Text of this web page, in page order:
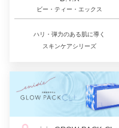
ビー・ティー・エックス
ハリ・弾力のある肌に導く
スキンケアシリーズ